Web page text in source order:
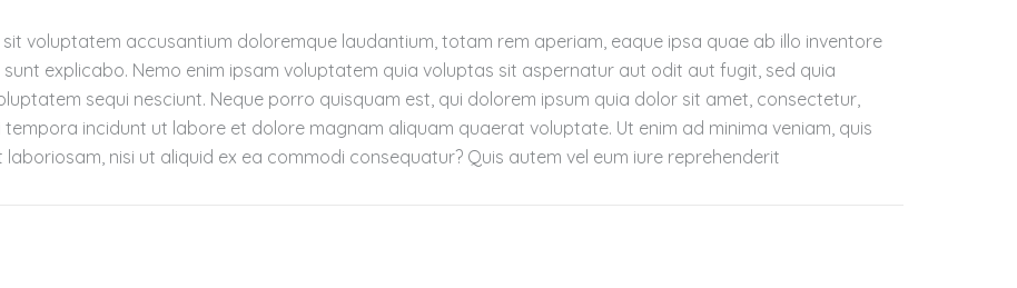
voluptatem accusantium doloremque laudantium, totam rem aperiam, eaque ipsa quae ab illo inventore
explicabo. Nemo enim ipsam voluptatem quia voluptas sit aspernatur aut odit aut fugit, sed quia
sequi nesciunt. Neque porro quisquam est, qui dolorem ipsum quia dolor sit amet, consectetur,
incidunt ut labore et dolore magnam aliquam quaerat voluptate. Ut enim ad minima veniam, quis
nisi ut aliquid ex ea commodi consequatur? Quis autem vel eum iure reprehenderit